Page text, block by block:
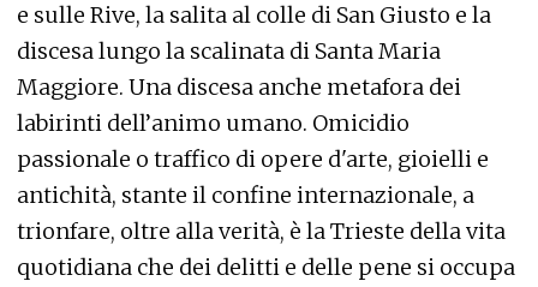
e sulle Rive, la salita al colle di San Giusto e la
discesa lungo la scalinata di Santa Maria
Maggiore. Una discesa anche metafora dei
labirinti dell’animo umano. Omicidio
passionale o traffico di opere d'arte, gioielli e
antichità, stante il confine internazionale, a
trionfare, oltre alla verità, è la Trieste della vita
quotidiana che dei delitti e delle pene si occupa